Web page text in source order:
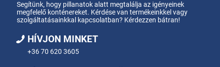
Segítünk, hogy pillanatok alatt megtalálja az igényeinek
megfelelő konténereket. Kérdése van termékeinkkel vagy
szolgáltatásainkkal kapcsolatban? Kérdezzen bátran!
HÍVJON MINKET
+36 70 620 3605